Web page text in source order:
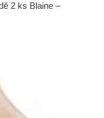
2 ks Blaine –